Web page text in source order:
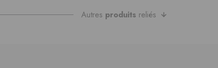
Autres produits reliés